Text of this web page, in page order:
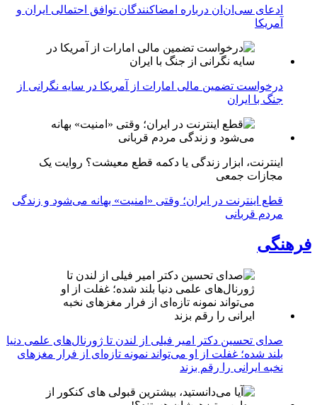
ادعای سی‌ان‌ان درباره امضاکنندگان توافق احتمالی ایران و
آمریکا
درخواست تضمین مالی امارات از آمریکا در سایه نگرانی از
جنگ با ایران
اینترنت، ابزار زندگی یا دکمه قطع معیشت؟ روایت یک
مجازات جمعی
قطع اینترنت در ایران؛ وقتی «امنیت» بهانه می‌شود و زندگی
مردم قربانی
فرهنگی
صدای تحسین دکتر امیر فیلی از لندن تا ژورنال‌های علمی دنیا
بلند شده؛ غفلت از او می‌تواند نمونه تازه‌ای از فرار مغزهای
نخبه ایرانی را رقم بزند